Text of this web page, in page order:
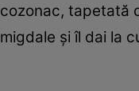
cozonac, tapetată
migdale și îl dai la